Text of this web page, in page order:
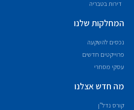
דירות בטבריה
המחלקות שלנו
נכסים להשקעה
פרוייקטים חדשים
עסקי מסחרי
מה חדש אצלנו
קורס נדל"ן